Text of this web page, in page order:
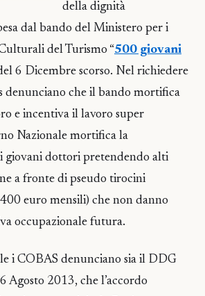
della dignità
dal bando del Ministero per i
del Turismo “500 giovani
6 Dicembre scorso. Nel richiedere
denunciano che il bando mortifica
e incentiva il lavoro super
Nazionale mortifica la
giovani dottori pretendendo alti
a fronte di pseudo tirocini
euro mensili) che non danno
occupazionale futura.
i COBAS denunciano sia il DDG
Agosto 2013, che l’accordo